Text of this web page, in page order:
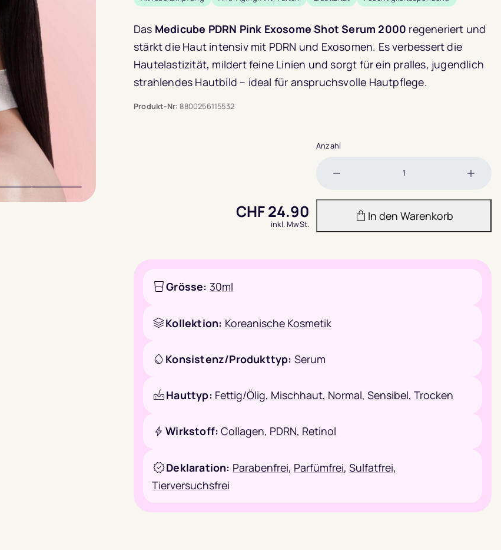
1
Kundenbewertung
Das Medicube PDRN Pink Exosome Shot Serum 2000 regeneriert und
stärkt die Haut intensiv mit PDRN und Exosomen. Es verbessert die
Hautelastizität, mildert feine Linien und sorgt für ein pralles, jugendlich
strahlendes Hautbild – ideal für anspruchsvolle Hautpflege.
Produkt-Nr: 8800256115532
Anzahl
verringern
CHF24.90
inkl. MwSt.
In den Warenkorb
Grösse: 30ml
Kollektion: Koreanische Kosmetik
Konsistenz/Produkttyp: Serum
Hauttyp: Fettig/Ölig, Mischhaut, Normal,Sensibel,Trocken
Wirkstoff:Collagen, PDRN, Retinol
Deklaration: Parabenfrei, Parfümfrei, Sulfatfrei,
Tierversuchsfrei